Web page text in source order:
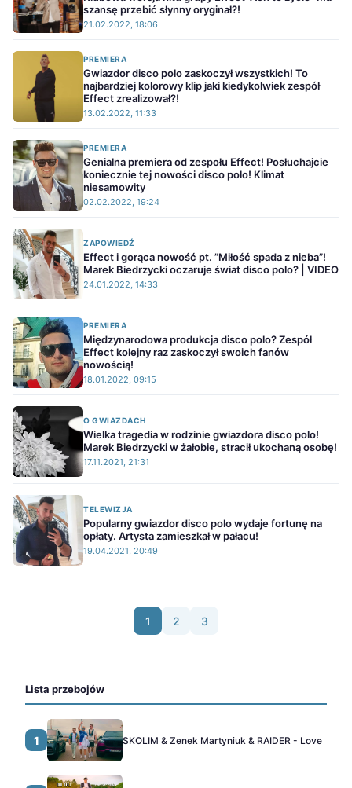
szansę przebić słynny oryginał?!
21.02.2022, 18:06
PREMIERA
Gwiazdor disco polo zaskoczył wszystkich! To
najbardziej kolorowy klip jaki kiedykolwiek zespół
Effect zrealizował?!
13.02.2022, 11:33
PREMIERA
Genialna premiera od zespołu Effect! Posłuchajcie
koniecznie tej nowości disco polo! Klimat
niesamowity
02.02.2022, 19:24
ZAPOWIEDŹ
Effect i gorąca nowość pt. ”Miłość spada z nieba”!
Marek Biedrzycki oczaruje świat disco polo? | VIDEO
24.01.2022, 14:33
PREMIERA
Międzynarodowa produkcja disco polo? Zespół
Effect kolejny raz zaskoczył swoich fanów
nowością!
18.01.2022, 09:15
O GWIAZDACH
Wielka tragedia w rodzinie gwiazdora disco polo!
Marek Biedrzycki w żałobie, stracił ukochaną osobę!
17.11.2021, 21:31
TELEWIZJA
Popularny gwiazdor disco polo wydaje fortunę na
opłaty. Artysta zamieszkał w pałacu!
19.04.2021, 20:49
1 2 3
Lista przebojów
1 SKOLIM & Zenek Martyniuk & RAIDER - Love